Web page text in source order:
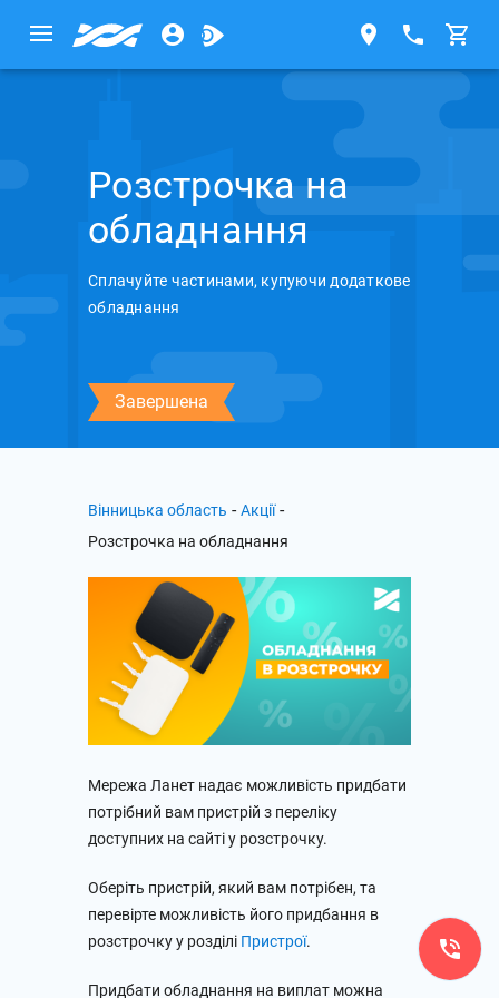
Розстрочка на
обладнання
Сплачуйте частинами, купуючи додаткове
обладнання
Завершена
Вінницька область - Акції -
Розстрочка на обладнання
Мережа Ланет надає можливість придбати
потрібний вам пристрій з переліку
доступних на сайті у розстрочку.
Оберіть пристрій, який вам потрібен, та
перевірте можливість його придбання в
розстрочку у розділі Пристрої.
Придбати обладнання на виплат можна